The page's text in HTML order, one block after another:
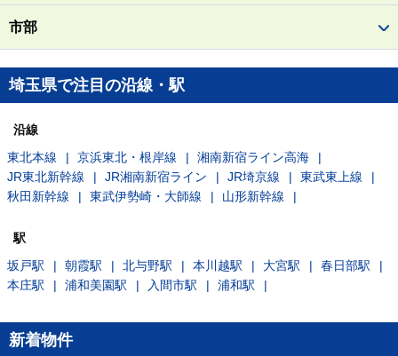
市部
埼玉県で注目の沿線・駅
沿線
東北本線
京浜東北・根岸線
湘南新宿ライン高海
JR東北新幹線
JR湘南新宿ライン JR埼京線
東武東上線
秋田新幹線
東武伊勢崎・大師線 山形新幹線
駅
坂戸駅
朝霞駅 北与野駅 本川越駅 大宮駅
春日部駅
本庄駅
浦和美園駅 入間市駅 浦和駅
新着物件